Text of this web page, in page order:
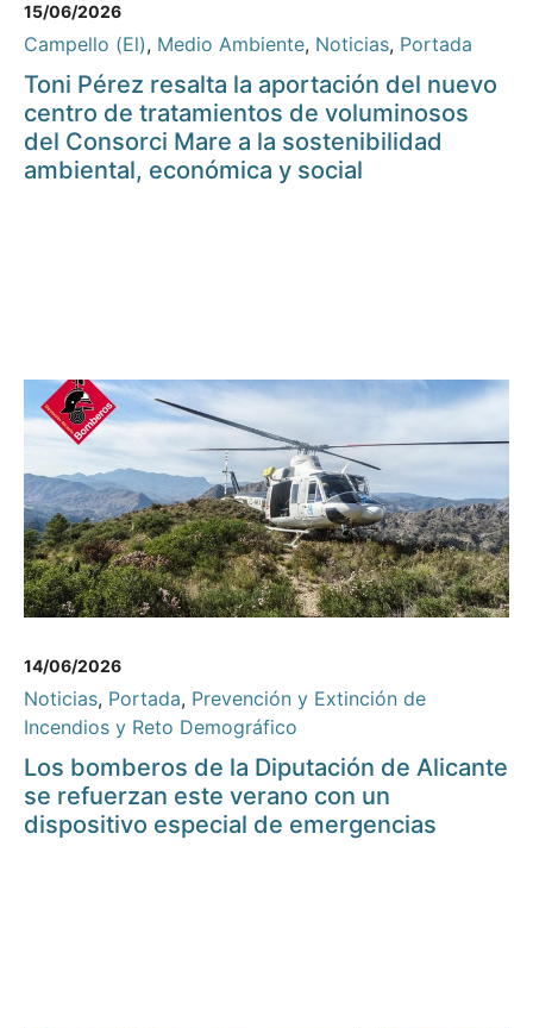
15/06/2026
Campello (El), Medio Ambiente, Noticias, Portada
Toni Pérez resalta la aportación del nuevo
centro de tratamientos de voluminosos
del Consorci Mare a la sostenibilidad
ambiental, económica y social
14/06/2026
Noticias, Portada, Prevención y Extinción de
Incendios y Reto Demográfico
Los bomberos de la Diputación de Alicante
se refuerzan este verano con un
dispositivo especial de emergencias